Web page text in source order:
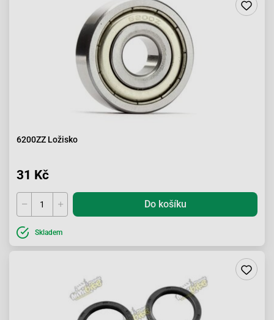
6200ZZ Ložisko
31 Kč
Do košíku
Skladem